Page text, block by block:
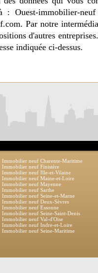
: Ouest-immobilier-
Par notre
d'autres
indiquée ci-dessus.
Immobilier neuf Charente-Maritime
Immobilier neuf Finistère
Immobilier neuf Ille-et-Vilaine
Immobilier neuf Maine-et-Loire
Immobilier neuf Mayenne
Immobilier neuf Sarthe
Immobilier neuf Seine-et-Marne
Immobilier neuf Deux-Sèvres
Immobilier neuf Essonne
Immobilier neuf Seine-Saint-Denis
Immobilier neuf Val-d'Oise
Immobilier neuf Indre-et-Loire
Immobilier neuf Seine-Maritime